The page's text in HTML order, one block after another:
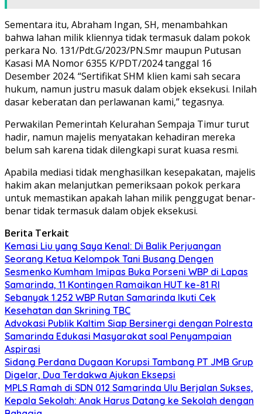
Sementara itu, Abraham Ingan, SH, menambahkan
bahwa lahan milik kliennya tidak termasuk dalam pokok
perkara No. 131/Pdt.G/2023/PN.Smr maupun Putusan
Kasasi MA Nomor 6355 K/PDT/2024 tanggal 16
Desember 2024. “Sertifikat SHM klien kami sah secara
hukum, namun justru masuk dalam objek eksekusi. Inilah
dasar keberatan dan perlawanan kami,” tegasnya.
Perwakilan Pemerintah Kelurahan Sempaja Timur turut
hadir, namun majelis menyatakan kehadiran mereka
belum sah karena tidak dilengkapi surat kuasa resmi.
Apabila mediasi tidak menghasilkan kesepakatan, majelis
hakim akan melanjutkan pemeriksaan pokok perkara
untuk memastikan apakah lahan milik penggugat benar-
benar tidak termasuk dalam objek eksekusi.
Berita Terkait
Kemasi Liu yang Saya Kenal: Di Balik Perjuangan
Seorang Ketua Kelompok Tani Busang Dengen
Sesmenko Kumham Imipas Buka Porseni WBP di Lapas
Samarinda, 11 Kontingen Ramaikan HUT ke-81 RI
Sebanyak 1.252 WBP Rutan Samarinda Ikuti Cek
Kesehatan dan Skrining TBC
Advokasi Publik Kaltim Siap Bersinergi dengan Polresta
Samarinda Edukasi Masyarakat soal Penyampaian
Aspirasi
Sidang Perdana Dugaan Korupsi Tambang PT JMB Grup
Digelar, Dua Terdakwa Ajukan Eksepsi
MPLS Ramah di SDN 012 Samarinda Ulu Berjalan Sukses,
Kepala Sekolah: Anak Harus Datang ke Sekolah dengan